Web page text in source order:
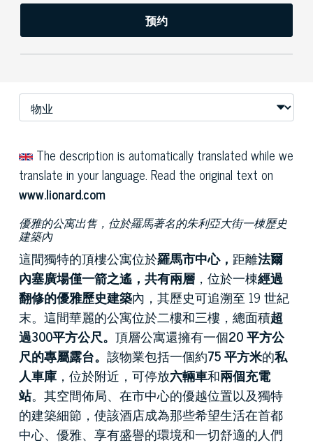
预约
The description is automatically translated while we
translate in your language. Read the original text on
www.lionard.com
優雅的公寓出售，位於羅馬著名的朱利亞大街一棟歷史
建築內
這間獨特的頂樓公寓位於羅馬市中心， 距離法爾
內塞廣場僅一箭之遙， 共有兩層 ，位於一棟經過
翻修的優雅歷史建築內，其歷史可追溯至 19 世紀
末。這間華麗的公寓位於二樓和三樓，總面積超
過300平方公尺。 頂層公寓還擁有一個20 平方公
尺的專屬露台。 該物業包括一個約75 平方米的私
人車庫 ，位於附近，可停放六輛車和兩個充電
站。其空間佈局、在市中心的優越位置以及獨特
的建築細節，使該酒店成為那些希望生活在首都
中心、優雅、享有盛譽的環境和一切舒適的人們